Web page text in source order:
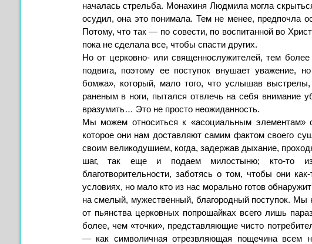
началась стрельба. Монахиня Людмила могла
осудил, она это понимала. Тем не менее, предпочла
Потому, что так — по совести, по воспитанной во
пока не сделала все, чтобы спасти других.
Но от церковно- или священнослужителей, тем
подвига, поэтому ее поступок внушает уважение,
бомжа», который, мало того, что услышав
раненым в ноги, пытался отвлечь на себя внимание
вразумить… Это не просто неожиданность.
Мы можем относиться к «асоциальным элементам»
которое они нам доставляют самим фактом своего
своим великодушием, когда, задержав дыхание,
шаг, так еще и подаем милостыню; кто-то
благотворительности, заботясь о том, чтобы они
условиях, но мало кто из нас морально готов
на смелый, мужественный, благородный поступок. Мы
от пьянства церковных попрошайках всего лишь
более, чем «точки», представляющие чисто
— как символичная отрезвляющая пощечина всем